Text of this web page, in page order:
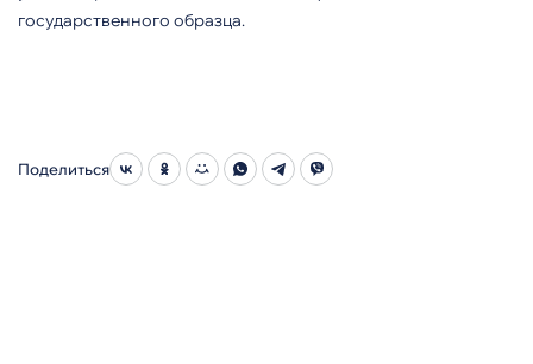
государственного образца.
Поделиться